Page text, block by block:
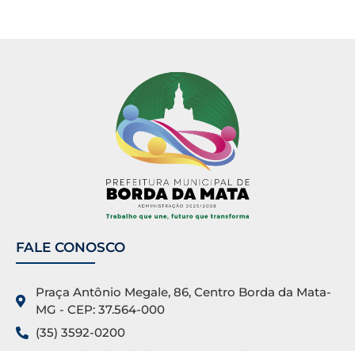
FALE CONOSCO
Praça Antônio Megale, 86, Centro Borda da Mata-
MG - CEP: 37.564-000
(35) 3592-0200